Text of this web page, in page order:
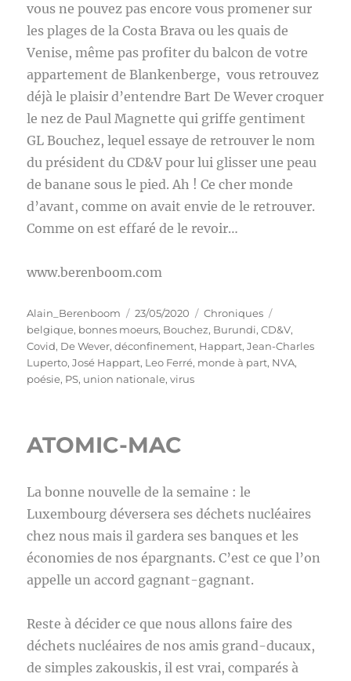
vous ne pouvez pas encore vous promener sur
les plages de la Costa Brava ou les quais de
Venise, même pas profiter du balcon de votre
appartement de Blankenberge, vous retrouvez
déjà le plaisir d’entendre Bart De Wever croquer
le nez de Paul Magnette qui griffe gentiment
GL Bouchez, lequel essaye de retrouver le nom
du président du CD&V pour lui glisser une peau
de banane sous le pied. Ah ! Ce cher monde
d’avant, comme on avait envie de le retrouver.
Comme on est effaré de le revoir…
www.berenboom.com
Auteur
Alain_Berenboom
Publié
le
23/05/2020 Catégories
Chroniques
belgique, bonnes moeurs, Bouchez, Burundi,CD&V,
Covid, De Wever,déconfinement, Happart,Jean-Charles
Luperto,José Happart, Leo Ferré, monde à part, NVA,
poésie, PS, union nationale,virus
ATOMIC-MAC
La bonne nouvelle de la semaine : le
Luxembourg déversera ses déchets nucléaires
chez nous mais il gardera ses banques et les
économies de nos épargnants. C’est ce que l’on
appelle un accord gagnant-gagnant.
Reste à décider ce que nous allons faire des
déchets nucléaires de nos amis grand-ducaux,
de simples zakouskis, il est vrai, comparés à